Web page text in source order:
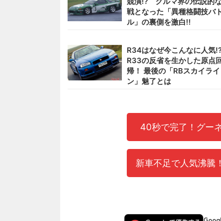
戦となった「異種格闘技バ
ル」の裏側を激白!!
R34はなぜ今こんなに人気
R33の反省を生かした原点
帰！ 最後の「RBスカイライ
ン」魅了とは
40秒で完了！グー
新車不足で人気沸